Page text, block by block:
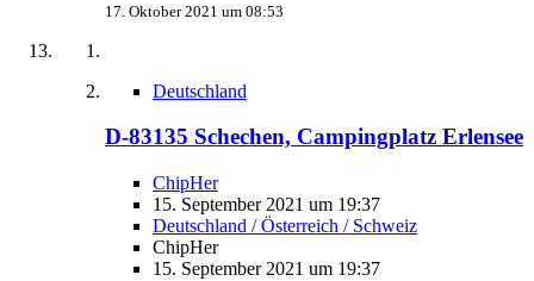
17. Oktober 2021 um 08:53
Deutschland
D-83135 Schechen, Campingplatz Erlensee
ChipHer
15. September 2021 um 19:37
Deutschland / Österreich / Schweiz
ChipHer
15. September 2021 um 19:37